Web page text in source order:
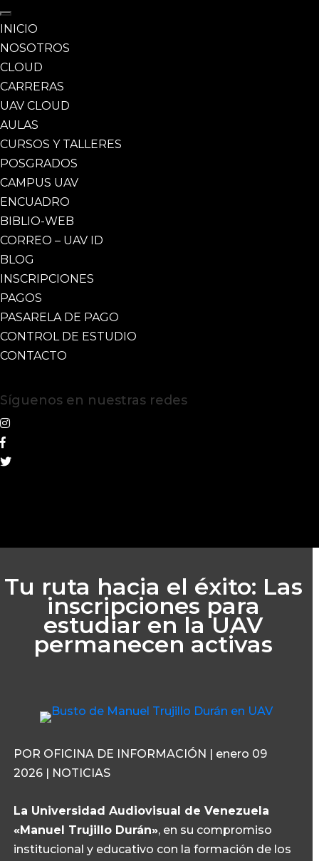
INICIO
NOSOTROS
CLOUD
CARRERAS
UAV CLOUD
AULAS
CURSOS Y TALLERES
POSGRADOS
CAMPUS UAV
ENCUADRO
BIBLIO-WEB
CORREO – UAV ID
BLOG
INSCRIPCIONES
PAGOS
PASARELA DE PAGO
CONTROL DE ESTUDIO
CONTACTO
Síguenos en nuestras redes
Tu ruta hacia el éxito: Las
inscripciones para
estudiar en la UAV
permanecen activas
POR OFICINA DE INFORMACIÓN | enero 09
2026 | NOTICIAS
La Universidad Audiovisual de Venezuela
«Manuel Trujillo Durán», en su compromiso
institucional y educativo con la formación de los